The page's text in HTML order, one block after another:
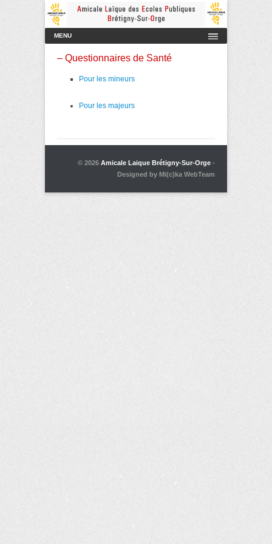
AmicaleLaiqueBretigny
Amicale Laïque des Ecoles Publiques de Brétigny-sur-Orge
Menu principal
Aller au contenu
MENU
– Questionnaires de Santé
Pour les mineurs
Pour les majeurs
© 2026 Amicale Laique Brétigny-Sur-Orge -
Designed by Mi(c)ka WebTeam